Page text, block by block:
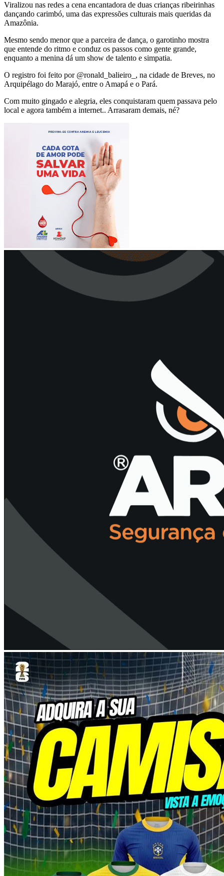
Viralizou nas redes a cena encantadora de duas crianças ribeirinhas
dançando carimbó, uma das expressões culturais mais queridas da
Amazônia.
Mesmo sendo menor que a parceira de dança, o garotinho mostra
que entende do ritmo e conduz os passos como gente grande,
enquanto a menina dá um show de talento e simpatia.
O registro foi feito por @ronald_balieiro_, na cidade de Breves, no
Arquipélago do Marajó, entre o Amapá e o Pará.
Com muito gingado e alegria, eles conquistaram quem passava pelo
local e agora também a internet.. Arrasaram demais, né?